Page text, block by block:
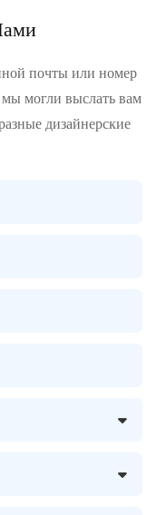
почты или номер
могли выслать вам
дизайнерские